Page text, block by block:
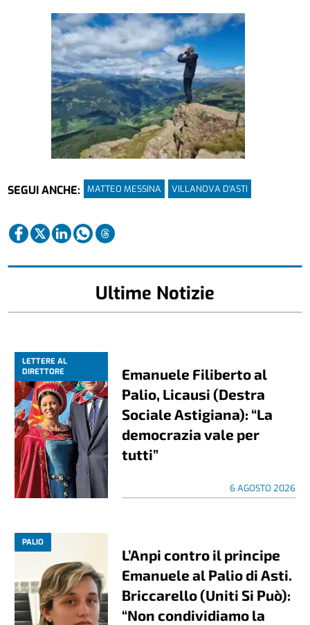
SEGUI ANCHE: MATTEO MESSINA VILLANOVA D'ASTI
Ultime Notizie
LETTERE AL
DIRETTORE
Emanuele Filiberto al
Palio, Licausi (Destra
Sociale Astigiana): “La
democrazia vale per
tutti”
6 AGOSTO 2026
PALIO
L’Anpi contro il principe
Emanuele al Palio di Asti.
Briccarello (Uniti Si Può):
“Non condividiamo la